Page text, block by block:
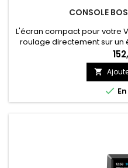
CONSOLE
L'écran compact pour votre
roulage directement sur
d'un

